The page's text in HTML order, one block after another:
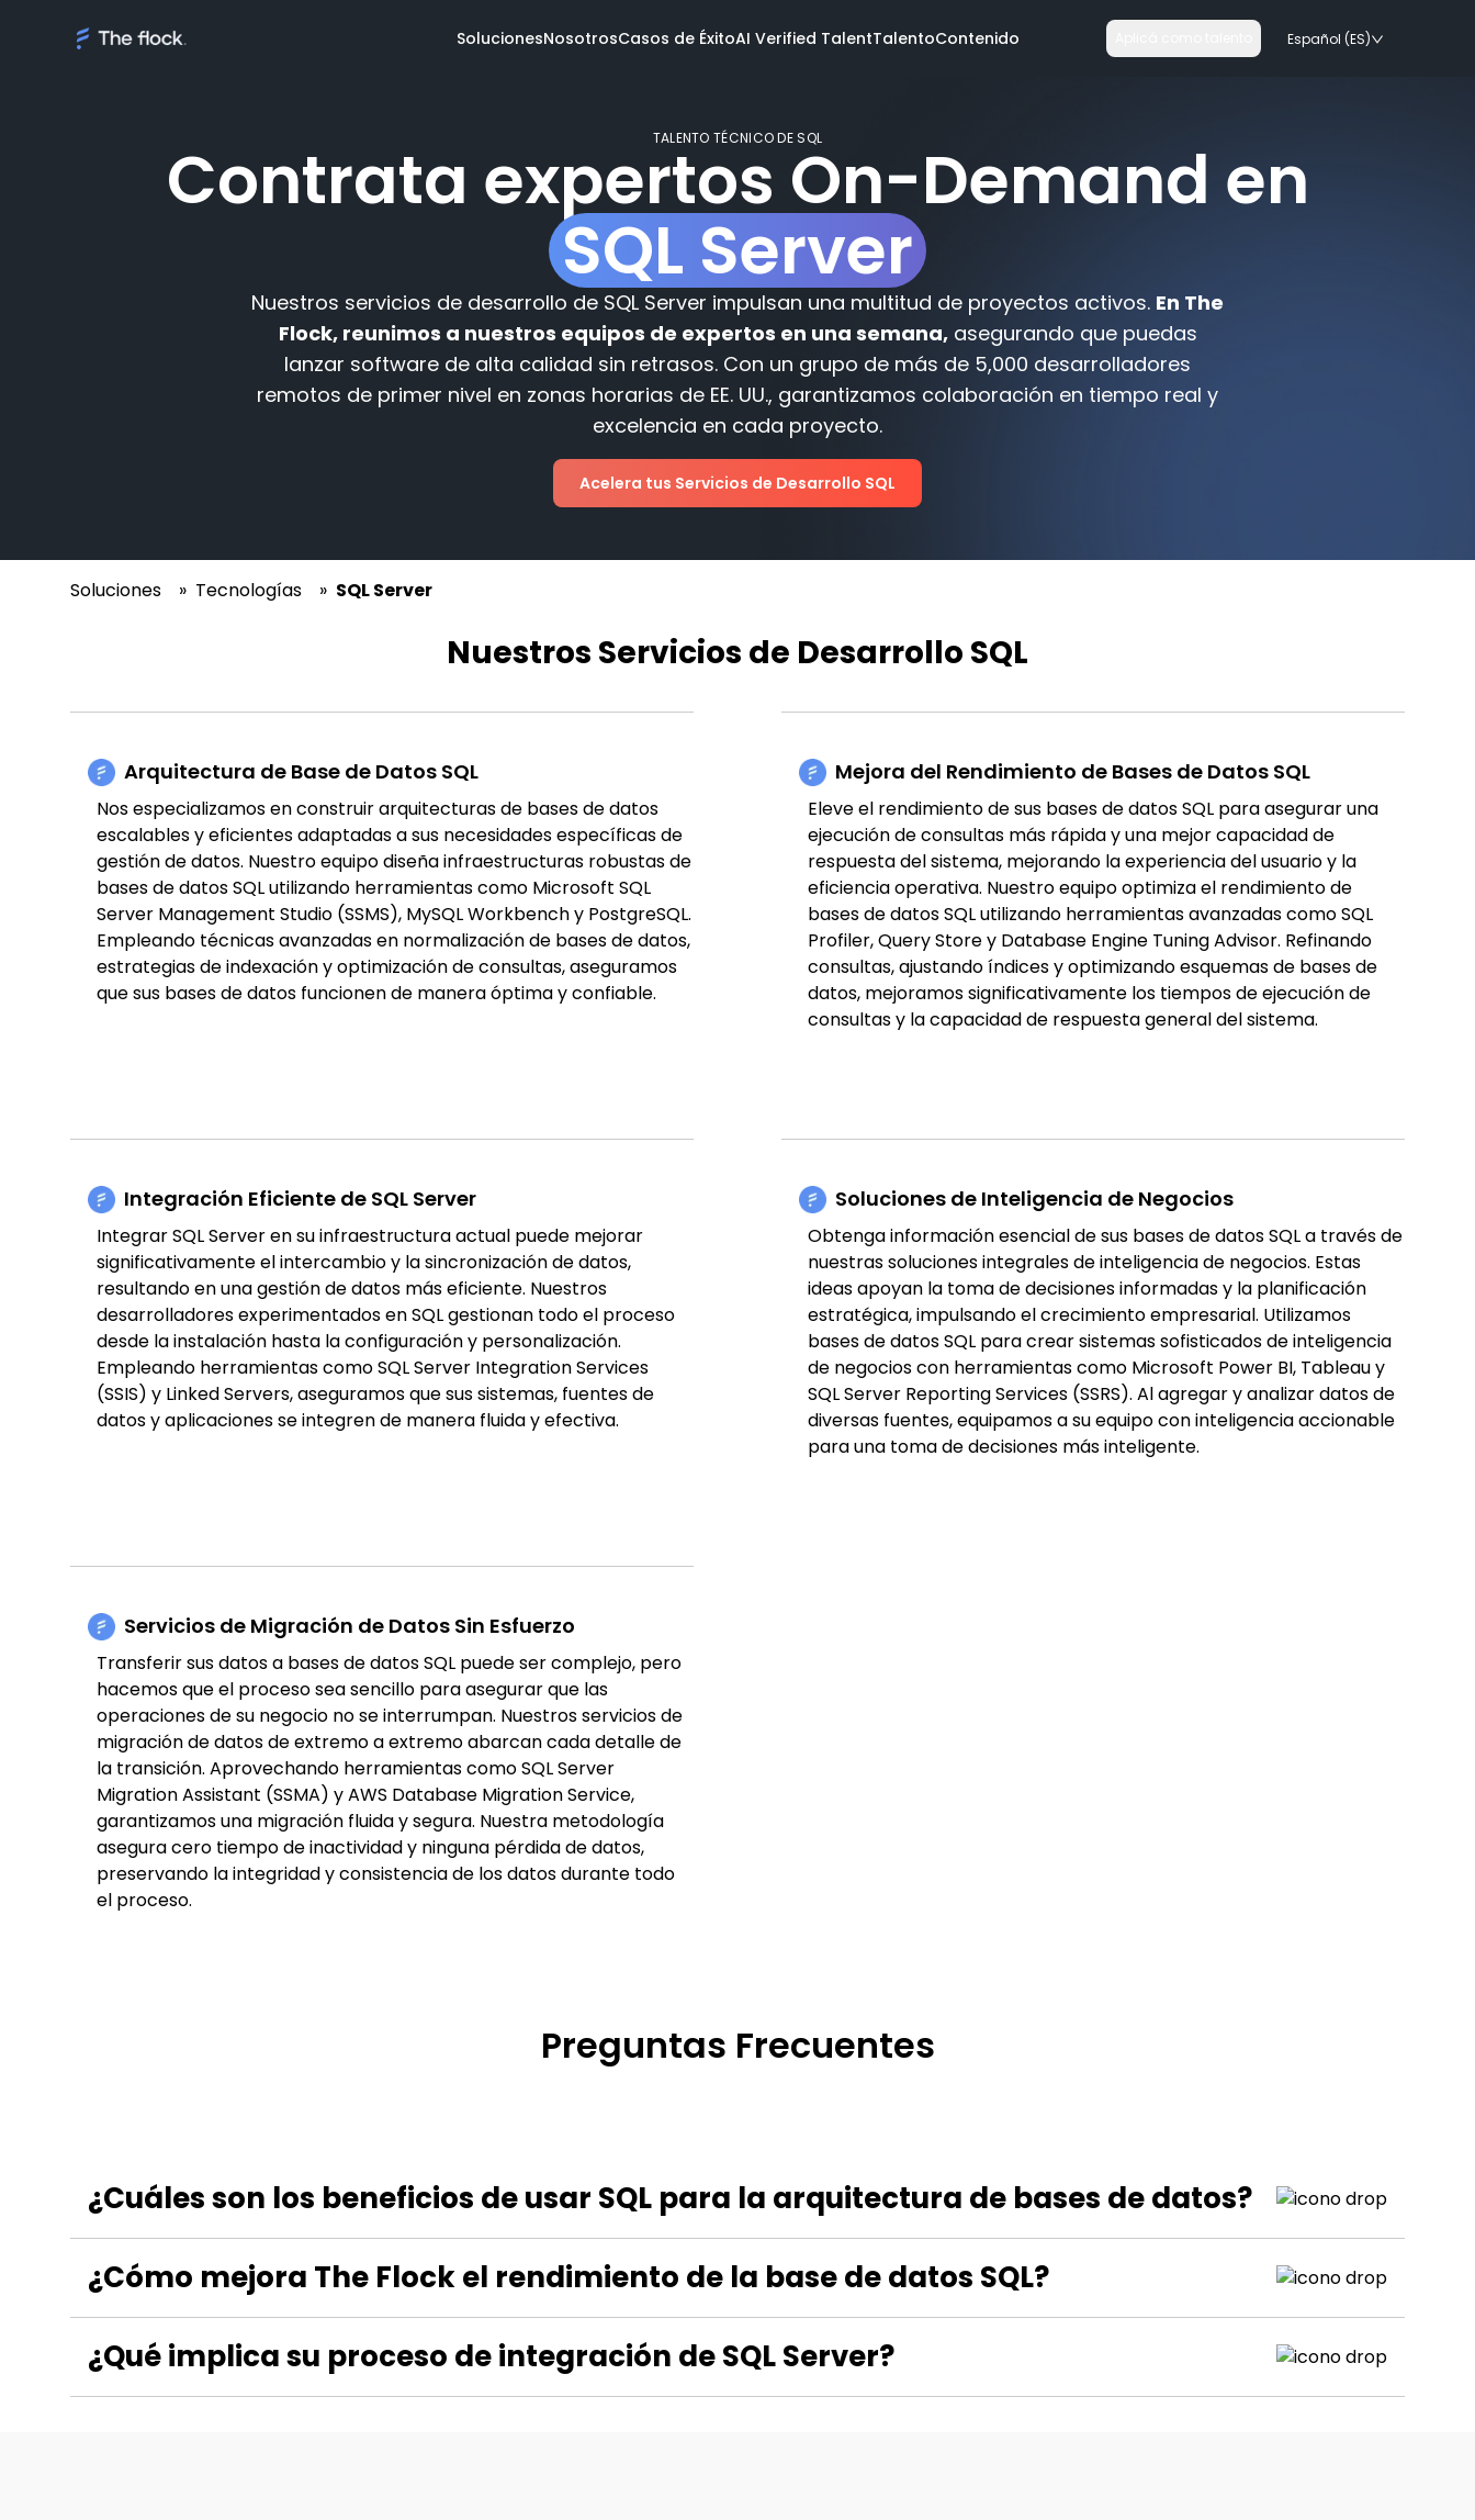
Soluciones
Equipos de software
gestionados
AI Discovery
Servicios
Software dev
Design
Data
Todas las soluciones
Industrias
Fintech
Travel
Pharma & Health
Todas las industrias
Tecnologías
.NET
Ruby on rails
AWS
Todas las tecnologias
Nosotros
Conoce al equipo
Review Clientes
Premios
Casos de ÉxitoAI Verified TalentTalento
Conoce el talento
Oportunidades abiertas
Verificate con IA
Contenido Español (ES)
TALENTO TÉCNICO DE SQL
Contrata expertos On-Demand en
SQL Server
Nuestros servicios de desarrollo de SQL Server impulsan una multitud de proyectos activos. En The
Flock, reunimos a nuestros equipos de expertos en una semana, asegurando que puedas
lanzar software de alta calidad sin retrasos. Con un grupo de más de 5,000 desarrolladores
remotos de primer nivel en zonas horarias de EE. UU., garantizamos colaboración en tiempo real y
excelencia en cada proyecto.
Acelera tus Servicios de Desarrollo SQL
Soluciones » Tecnologías » SQL Server
Nuestros Servicios de Desarrollo SQL
Arquitectura de Base de Datos SQL
Nos especializamos en construir arquitecturas de bases de datos
escalables y eficientes adaptadas a sus necesidades específicas de
gestión de datos. Nuestro equipo diseña infraestructuras robustas de
bases de datos SQL utilizando herramientas como Microsoft SQL
Server Management Studio (SSMS), MySQL Workbench y PostgreSQL.
Empleando técnicas avanzadas en normalización de bases de datos,
estrategias de indexación y optimización de consultas, aseguramos
que sus bases de datos funcionen de manera óptima y confiable.
Mejora del Rendimiento de Bases de Datos SQL
Eleve el rendimiento de sus bases de datos SQL para asegurar una
ejecución de consultas más rápida y una mejor capacidad de
respuesta del sistema, mejorando la experiencia del usuario y la
eficiencia operativa. Nuestro equipo optimiza el rendimiento de
bases de datos SQL utilizando herramientas avanzadas como SQL
Profiler, Query Store y Database Engine Tuning Advisor. Refinando
consultas, ajustando índices y optimizando esquemas de bases de
datos, mejoramos significativamente los tiempos de ejecución de
consultas y la capacidad de respuesta general del sistema.
Integración Eficiente de SQL Server
Integrar SQL Server en su infraestructura actual puede mejorar
significativamente el intercambio y la sincronización de datos,
resultando en una gestión de datos más eficiente. Nuestros
desarrolladores experimentados en SQL gestionan todo el proceso
desde la instalación hasta la configuración y personalización.
Empleando herramientas como SQL Server Integration Services
(SSIS) y Linked Servers, aseguramos que sus sistemas, fuentes de
datos y aplicaciones se integren de manera fluida y efectiva.
Soluciones de Inteligencia de Negocios
Obtenga información esencial de sus bases de datos SQL a través de
nuestras soluciones integrales de inteligencia de negocios. Estas
ideas apoyan la toma de decisiones informadas y la planificación
estratégica, impulsando el crecimiento empresarial. Utilizamos
bases de datos SQL para crear sistemas sofisticados de inteligencia
de negocios con herramientas como Microsoft Power BI, Tableau y
SQL Server Reporting Services (SSRS). Al agregar y analizar datos de
diversas fuentes, equipamos a su equipo con inteligencia accionable
para una toma de decisiones más inteligente.
Servicios de Migración de Datos Sin Esfuerzo
Transferir sus datos a bases de datos SQL puede ser complejo, pero
hacemos que el proceso sea sencillo para asegurar que las
operaciones de su negocio no se interrumpan. Nuestros servicios de
migración de datos de extremo a extremo abarcan cada detalle de
la transición. Aprovechando herramientas como SQL Server
Migration Assistant (SSMA) y AWS Database Migration Service,
garantizamos una migración fluida y segura. Nuestra metodología
asegura cero tiempo de inactividad y ninguna pérdida de datos,
preservando la integridad y consistencia de los datos durante todo
el proceso.
Preguntas Frecuentes
¿Cuáles son los beneficios de usar SQL para la arquitectura de bases de datos?
¿Cómo mejora The Flock el rendimiento de la base de datos SQL?
¿Qué implica su proceso de integración de SQL Server?